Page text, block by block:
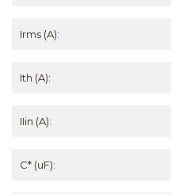
Irms (A):
Ith (A):
IIin (A):
C* (uF):